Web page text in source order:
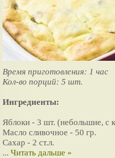
Время приготовления: 1 час
Кол-во порций: 5 шт.
Ингредиенты:
Яблоки - 3 шт. (небольшие, с
Масло сливочное - 50 гр.
Сахар - 2 ст.л.
... Читать дальше »